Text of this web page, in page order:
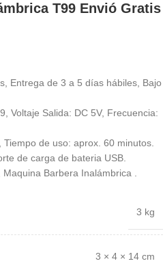
T99 Envió Gratis
Entrega de 3 a 5 días hábiles, Bajo
Voltaje Salida: DC 5V, Frecuencia:
de uso: aprox. 60 minutos.
de carga de bateria USB.
Barbera Inalámbrica .
3 kg
3 × 4 × 14 cm